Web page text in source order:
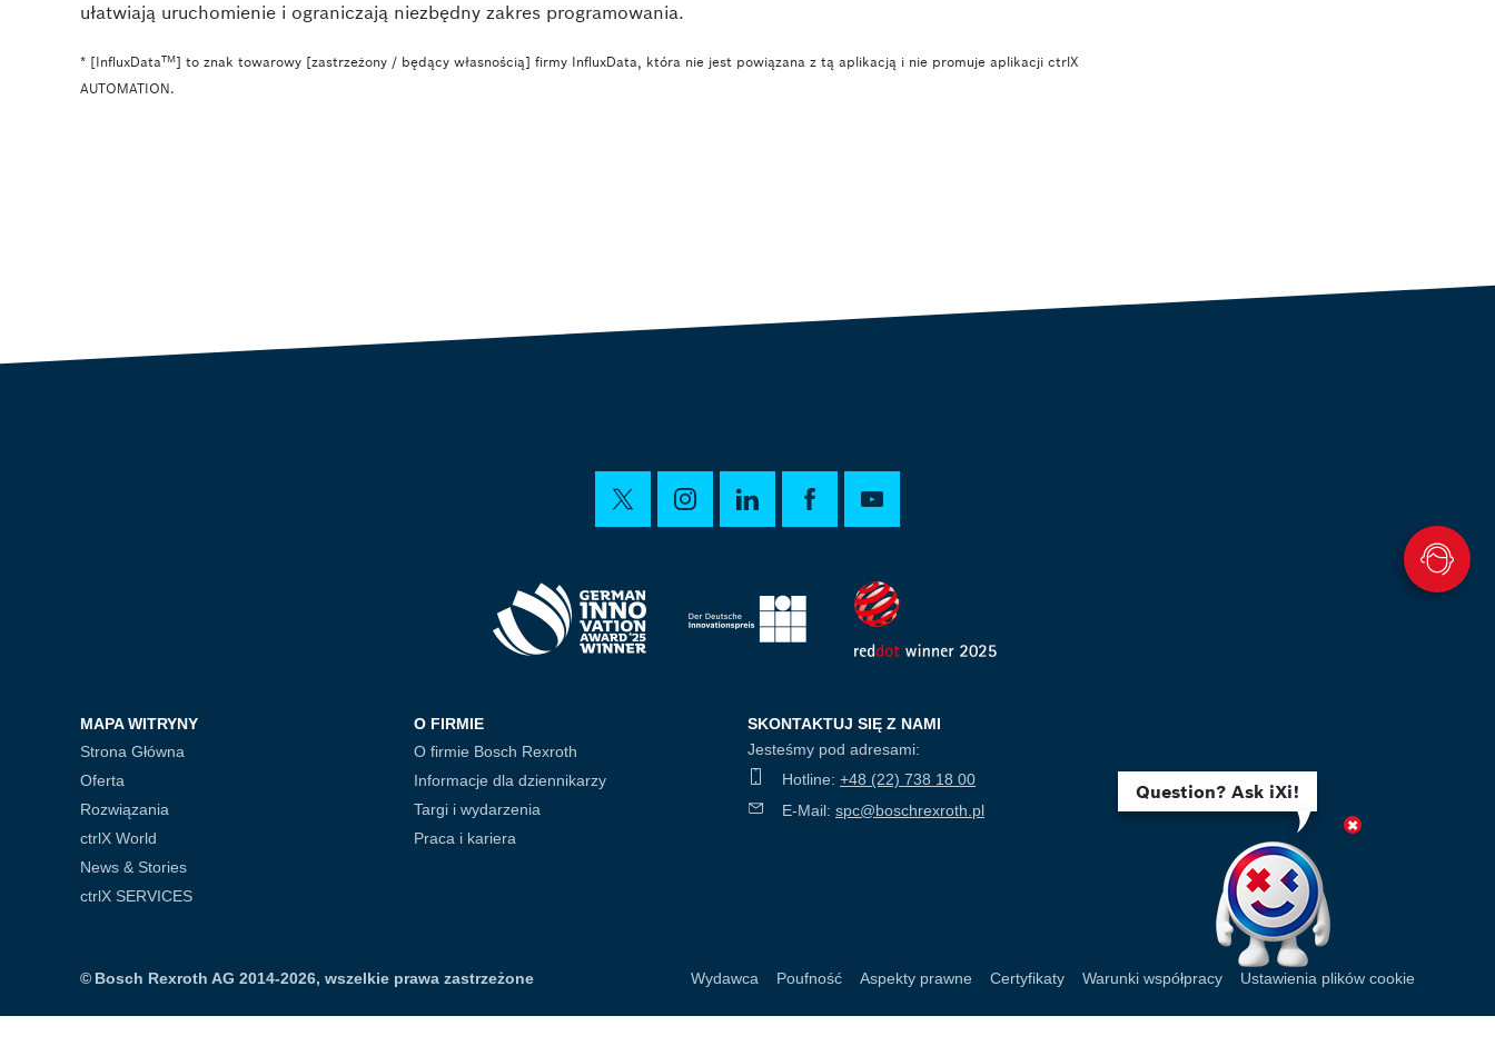
Question? Ask iXi!
ułatwiają uruchomienie i ograniczają niezbędny zakres programowania.
* [InfluxDataTM] to znak towarowy [zastrzeżony / będący własnością] firmy InfluxData, która nie jest powiązana z tą aplikacją i nie promuje aplikacji ctrlX
AUTOMATION.
MAPA WITRYNY
Strona Główna
Oferta
Rozwiązania
ctrlX World
News & Stories
ctrlX SERVICES
O FIRMIE
O firmie Bosch Rexroth
Informacje dla dziennikarzy
Targi i wydarzenia
Praca i kariera
SKONTAKTUJ SIĘ Z NAMI
Jesteśmy pod adresami:
Hotline: +48 (22) 738 18 00
E-Mail: spc@boschrexroth.pl
© Bosch Rexroth AG 2014-2026, wszelkie prawa zastrzeżone Wydawca Poufność Aspekty prawne Certyfikaty Warunki współpracy Ustawienia plików cookie